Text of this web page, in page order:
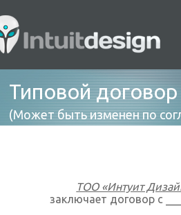
Типовой договор
(Может быть изменен по
ТОО «Интуит
заключает договор с